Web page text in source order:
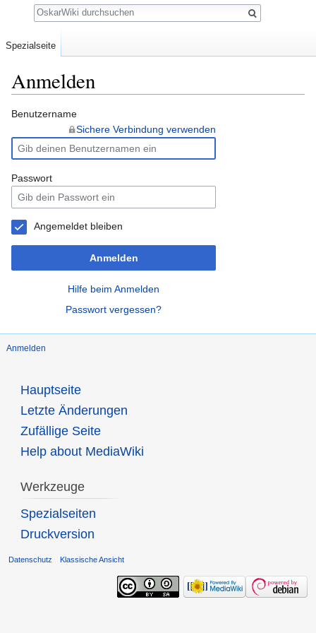
Anmelden
Benutzername
Sichere Verbindung verwenden
Passwort
Angemeldet bleiben
Anmelden
Hilfe beim Anmelden
Passwort vergessen?
Anmelden
Spezialseite
Suche
Hauptseite
Letzte Änderungen
Zufällige Seite
Help about MediaWiki
Werkzeuge
Spezialseiten
Druckversion
Datenschutz Klassische Ansicht